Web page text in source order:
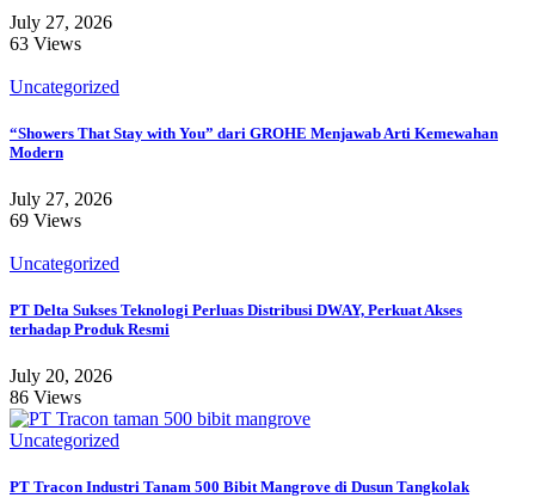
July 27, 2026
63 Views
Uncategorized
“Showers That Stay with You” dari GROHE Menjawab Arti Kemewahan
Modern
July 27, 2026
69 Views
Uncategorized
PT Delta Sukses Teknologi Perluas Distribusi DWAY, Perkuat Akses
terhadap Produk Resmi
July 20, 2026
86 Views
Uncategorized
PT Tracon Industri Tanam 500 Bibit Mangrove di Dusun Tangkolak